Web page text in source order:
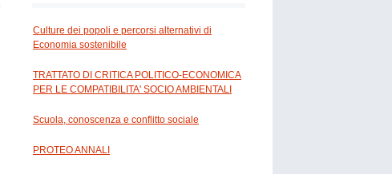
Culture dei popoli e percorsi alternativi di
Economia sostenibile
TRATTATO DI CRITICA POLITICO-ECONOMICA
PER LE COMPATIBILITA' SOCIO AMBIENTALI
Scuola, conoscenza e conflitto sociale
PROTEO ANNALI